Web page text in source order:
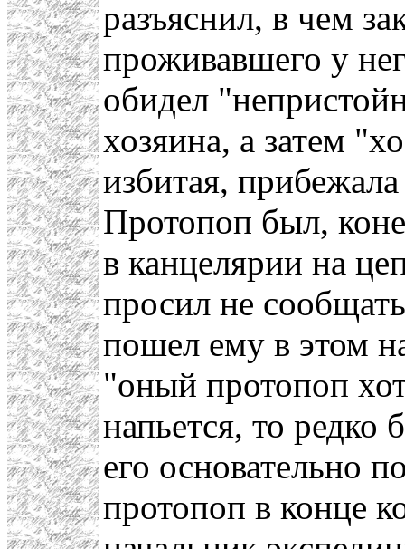
разъяснил, в чем
проживавшего у
обидел
хозяина, а затем
избитая,
Протопоп был,
в канцелярии на
просил не
пошел ему в этом
"оный протопоп
напьется, то редко
его основательно
протопоп в конце